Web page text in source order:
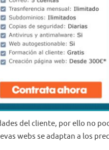
del cliente, por ello no
webs se adaptan a los